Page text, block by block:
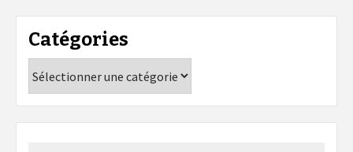
Catégories